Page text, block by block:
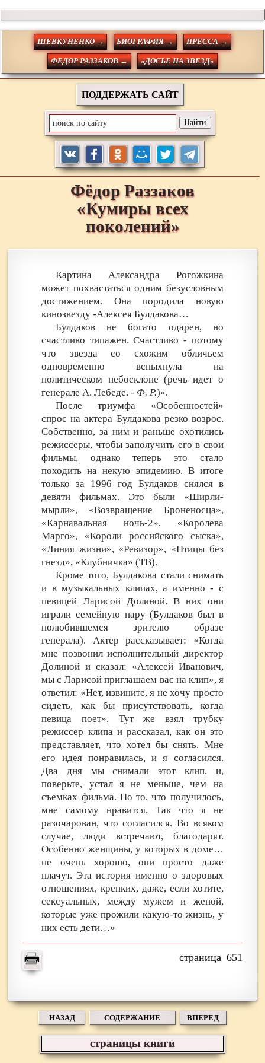
ШЕВКУНЕНКО → БИОГРАФИЯ → ПРЕССА →
ФЕДОР РАЗЗАКОВ → «ДОСЬЕ НА ЗВЕЗД»
ПОДДЕРЖАТЬ САЙТ
Фёдор Раззаков
«Кумиры всех
поколений»
Картина Александра Рогожкина
может похвастаться одним безусловным
достижением. Она породила новую
кинозвезду -Алексея Булдакова…
Булдаков не богато одарен, но
счастливо типажен. Счастливо - потому
что звезда со схожим обличьем
одновременно вспыхнула на
политическом небосклоне (речь идет о
генерале А. Лебеде. - Ф. Р.)».
После триумфа «Особенностей»
спрос на актера Булдакова резко возрос.
Собственно, за ним и раньше охотились
режиссеры, чтобы заполучить его в свои
фильмы, однако теперь это стало
походить на некую эпидемию. В итоге
только за 1996 год Булдаков снялся в
девяти фильмах. Это были «Ширли-
мырли», «Возвращение Броненосца»,
«Карнавальная ночь-2», «Королева
Марго», «Короли российского сыска»,
«Линия жизни», «Ревизор», «Птицы без
гнезд», «Клубничка» (ТВ).
Кроме того, Булдакова стали снимать
и в музыкальных клипах, а именно - с
певицей Ларисой Долиной. В них они
играли семейную пару (Булдаков был в
полюбившемся зрителю образе
генерала). Актер рассказывает: «Когда
мне позвонил исполнительный директор
Долиной и сказал: «Алексей Иванович,
мы с Ларисой приглашаем вас на клип», я
ответил: «Нет, извините, я не хочу просто
сидеть, как бы присутствовать, когда
певица поет». Тут же взял трубку
режиссер клипа и рассказал, как он это
представляет, что хотел бы снять. Мне
его идея понравилась, и я согласился.
Два дня мы снимали этот клип, и,
поверьте, устал я не меньше, чем на
съемках фильма. Но то, что получилось,
мне самому нравится. Так что я не
разочарован, что согласился. Во всяком
случае, люди встречают, благодарят.
Особенно женщины, у которых в доме…
не очень хорошо, они просто даже
плачут. Эта история именно о здоровых
отношениях, крепких, даже, если хотите,
сексуальных, между мужем и женой,
которые уже прожили какую-то жизнь, у
них есть дети…»
651
НАЗАД СОДЕРЖАНИЕ ВПЕРЕД
страницы книги